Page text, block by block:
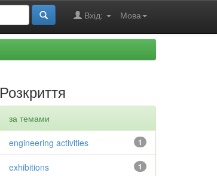
Мова
Вхід:
Розкриття
за темами
1
engineering activities
1
exhibitions